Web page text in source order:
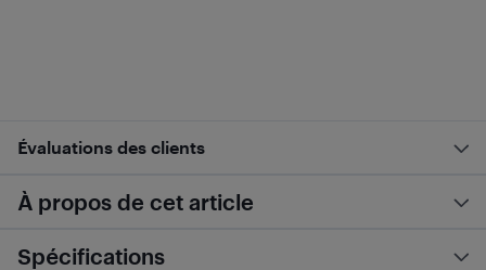
Évaluations des clients
À propos de cet article
Spécifications